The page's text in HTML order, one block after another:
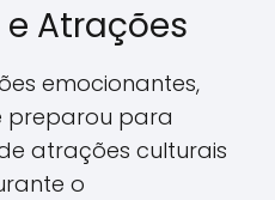
Atrações
emocionantes,
preparou para
atrações culturais
o